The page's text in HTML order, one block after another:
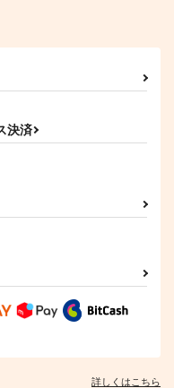
決済
詳しくはこちら